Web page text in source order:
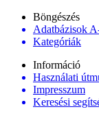
Böngészés
Adatbázisok
Kategóriák
Információ
Használati
Impresszum
Keresési